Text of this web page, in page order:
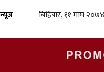
बिहिबार, ११ माघ २०७४